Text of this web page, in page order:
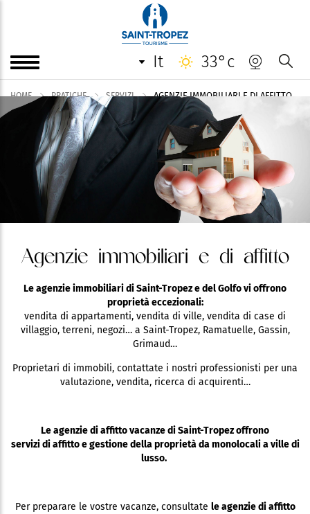
it 33°c
HOME PRATICHE SERVIZI AGENZIE IMMOBILIARI E DI AFFITTO
Agenzie immobiliari e di affitto
Le agenzie immobiliari di Saint-Tropez e del Golfo vi offrono
proprietà eccezionali:
vendita di appartamenti, vendita di ville, vendita di case di
villaggio, terreni, negozi… a Saint-Tropez, Ramatuelle, Gassin,
Grimaud…
Proprietari di immobili, contattate i nostri professionisti per una
valutazione, vendita, ricerca di acquirenti…
Le agenzie di affitto vacanze di Saint-Tropez offrono
servizi di affitto e gestione della proprietà da monolocali a ville di
lusso.
Per preparare le vostre vacanze, consultate le agenzie di affitto